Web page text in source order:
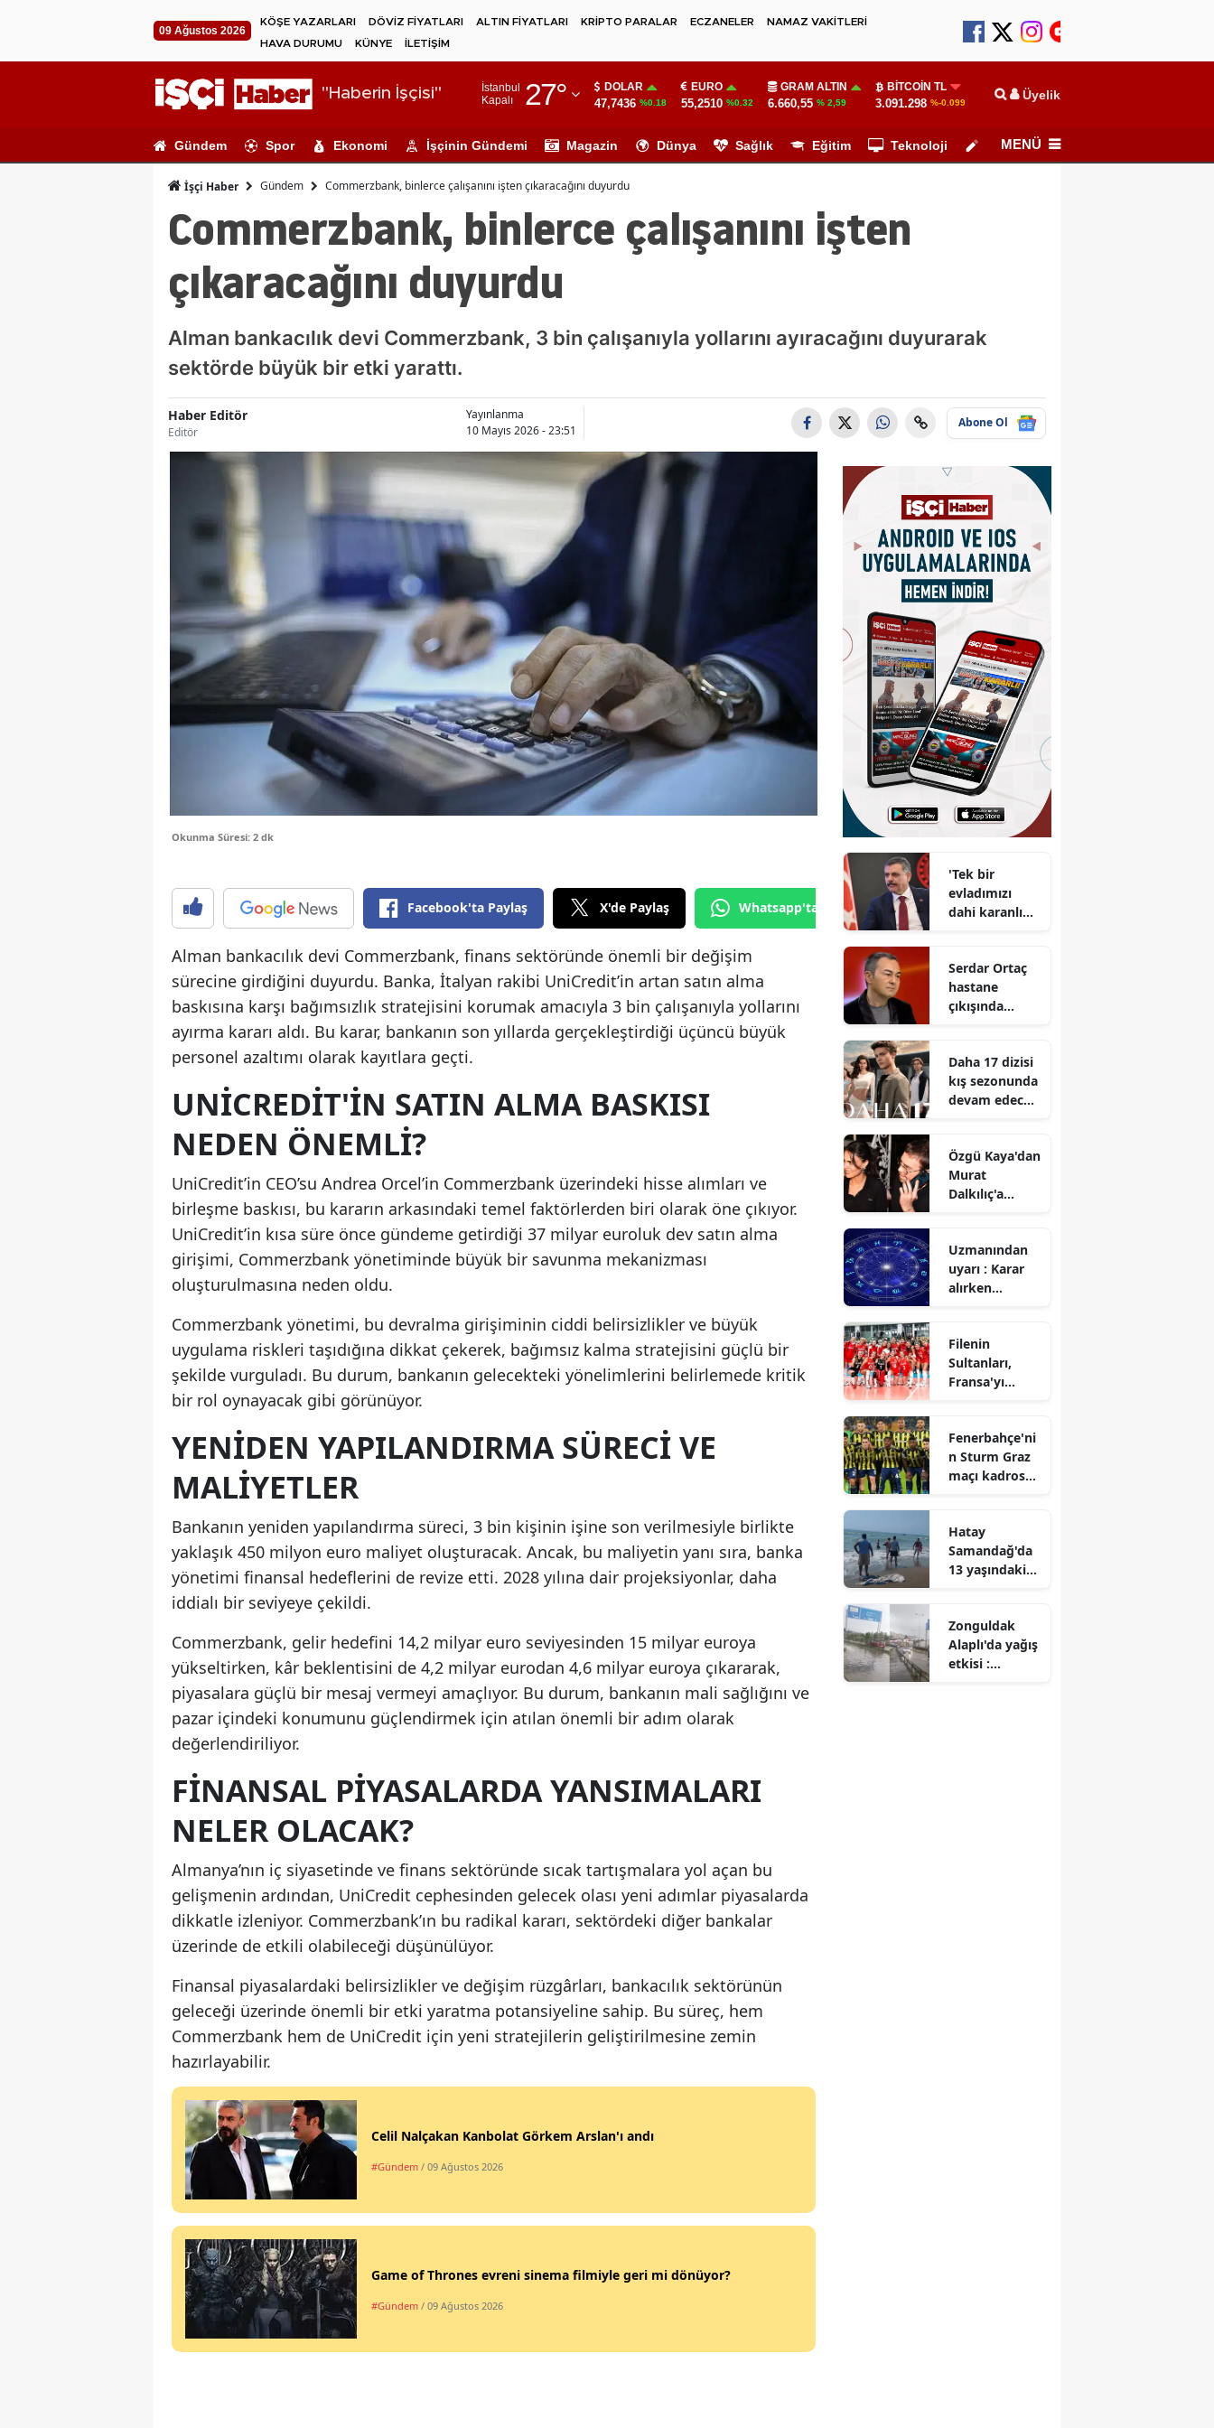
09 Ağustos 2026
KÖŞE YAZARLARI DÖVİZ FİYATLARI ALTIN FİYATLARI KRİPTO PARALAR ECZANELER
NAMAZ VAKİTLERİ
HAVA DURUMU
KÜNYE İLETİŞİM
"Haberin İşçisi"
İstanbul
Kapalı
27°
Adıyaman
Ağrı
Ankara
Antalya
Aydın
Bilecik
Bingöl
Burdur
Bursa
Çanakkale
Çankırı
Çorum
Denizli
Diyarbakır
Erzincan
Eskişehir
Gaziantep
Gümüşhane
Isparta
Mersin
Kars
Kastamonu
Kırklareli
Kocaeli
Konya
Malatya
Manisa
Kahramanmaraş
Muğla
Nevşehir
Niğde
Rize
Sakarya
Siirt
Sinop
Sivas
Trabzon
Tunceli
Şanlıurfa
DOLAR
47,7436 %0.18
EURO
55,2510 %0.32
GRAM ALTIN
6.660,55 % 2,59
BITCOIN TL
3.091.298 %-0.099 Üyelik
Gündem Spor Ekonomi İşçinin Gündemi Magazin Dünya Sağlık Eğitim Teknoloji Köşe Yazarları
MENÜ
İşçi Haber Gündem Commerzbank, binlerce çalışanını işten çıkaracağını duyurdu
Commerzbank, binlerce çalışanını işten
çıkaracağını duyurdu
Alman bankacılık devi Commerzbank, 3 bin çalışanıyla yollarını ayıracağını duyurarak
sektörde büyük bir etki yarattı.
Haber Editör
Editör
Yayınlanma
10 Mayıs 2026 - 23:51
Abone Ol
Okunma Süresi: 2 dk
Facebook'ta Paylaş X'de Paylaş Whatsapp'tan Gönder
Alman bankacılık devi Commerzbank, finans sektöründe önemli bir değişim
sürecine girdiğini duyurdu. Banka, İtalyan rakibi UniCredit’in artan satın alma
baskısına karşı bağımsızlık stratejisini korumak amacıyla 3 bin çalışanıyla yollarını
ayırma kararı aldı. Bu karar, bankanın son yıllarda gerçekleştirdiği üçüncü büyük
personel azaltımı olarak kayıtlara geçti.
UNICREDIT'IN SATIN ALMA BASKISI
NEDEN ÖNEMLI?
UniCredit’in CEO’su Andrea Orcel’in Commerzbank üzerindeki hisse alımları ve
birleşme baskısı, bu kararın arkasındaki temel faktörlerden biri olarak öne çıkıyor.
UniCredit’in kısa süre önce gündeme getirdiği 37 milyar euroluk dev satın alma
girişimi, Commerzbank yönetiminde büyük bir savunma mekanizması
oluşturulmasına neden oldu.
Commerzbank yönetimi, bu devralma girişiminin ciddi belirsizlikler ve büyük
uygulama riskleri taşıdığına dikkat çekerek, bağımsız kalma stratejisini güçlü bir
şekilde vurguladı. Bu durum, bankanın gelecekteki yönelimlerini belirlemede kritik
bir rol oynayacak gibi görünüyor.
YENIDEN YAPILANDIRMA SÜRECI VE
MALIYETLER
Bankanın yeniden yapılandırma süreci, 3 bin kişinin işine son verilmesiyle birlikte
yaklaşık 450 milyon euro maliyet oluşturacak. Ancak, bu maliyetin yanı sıra, banka
yönetimi finansal hedeflerini de revize etti. 2028 yılına dair projeksiyonlar, daha
iddialı bir seviyeye çekildi.
Commerzbank, gelir hedefini 14,2 milyar euro seviyesinden 15 milyar euroya
yükseltirken, kâr beklentisini de 4,2 milyar eurodan 4,6 milyar euroya çıkararak,
piyasalara güçlü bir mesaj vermeyi amaçlıyor. Bu durum, bankanın mali sağlığını ve
pazar içindeki konumunu güçlendirmek için atılan önemli bir adım olarak
değerlendiriliyor.
FINANSAL PIYASALARDA YANSIMALARI
NELER OLACAK?
Almanya’nın iç siyasetinde ve finans sektöründe sıcak tartışmalara yol açan bu
gelişmenin ardından, UniCredit cephesinden gelecek olası yeni adımlar piyasalarda
dikkatle izleniyor. Commerzbank’ın bu radikal kararı, sektördeki diğer bankalar
üzerinde de etkili olabileceği düşünülüyor.
Finansal piyasalardaki belirsizlikler ve değişim rüzgârları, bankacılık sektörünün
geleceği üzerinde önemli bir etki yaratma potansiyeline sahip. Bu süreç, hem
Commerzbank hem de UniCredit için yeni stratejilerin geliştirilmesine zemin
hazırlayabilir.
Celil Nalçakan Kanbolat Görkem Arslan'ı andı
#Gündem / 09 Ağustos 2026
Game of Thrones evreni sinema filmiyle geri mi dönüyor?
#Gündem / 09 Ağustos 2026
'Tek bir
evladımızı
dahi karanlığa
Serdar Ortaç
hastane
çıkışında
dedi?
Daha 17 dizisi
kış sezonunda
devam edecek
nasıldı?
Özgü Kaya'dan
Murat
Dalkılıç'a
sürpriz partisi
Uzmanından
uyarı : Karar
alırken
gerekiyor
Filenin
Sultanları,
Fransa'yı
Fenerbahçe'ni
n Sturm Graz
maçı kadrosu
oluşacak?
Hatay
Samandağ'da
13 yaşındaki
Zonguldak
Alaplı'da yağış
etkisi :